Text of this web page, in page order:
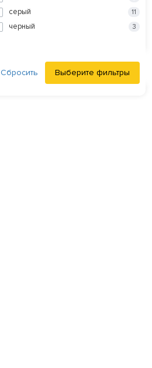
серый 11
черный 3
Сбросить Выберите фильтры